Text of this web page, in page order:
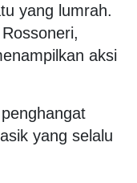
yang lumrah.
aksi
yang selalu